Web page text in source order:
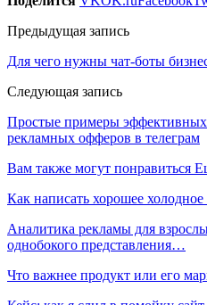
Предыдущая запись
Для чего нужны чат-боты
Следующая запись
Простые примеры эффективных
рекламных офферов в телеграм
Вам также могут понравиться
Как написать хорошее
Аналитика рекламы для
однобокого представления…
Что важнее продукт или его